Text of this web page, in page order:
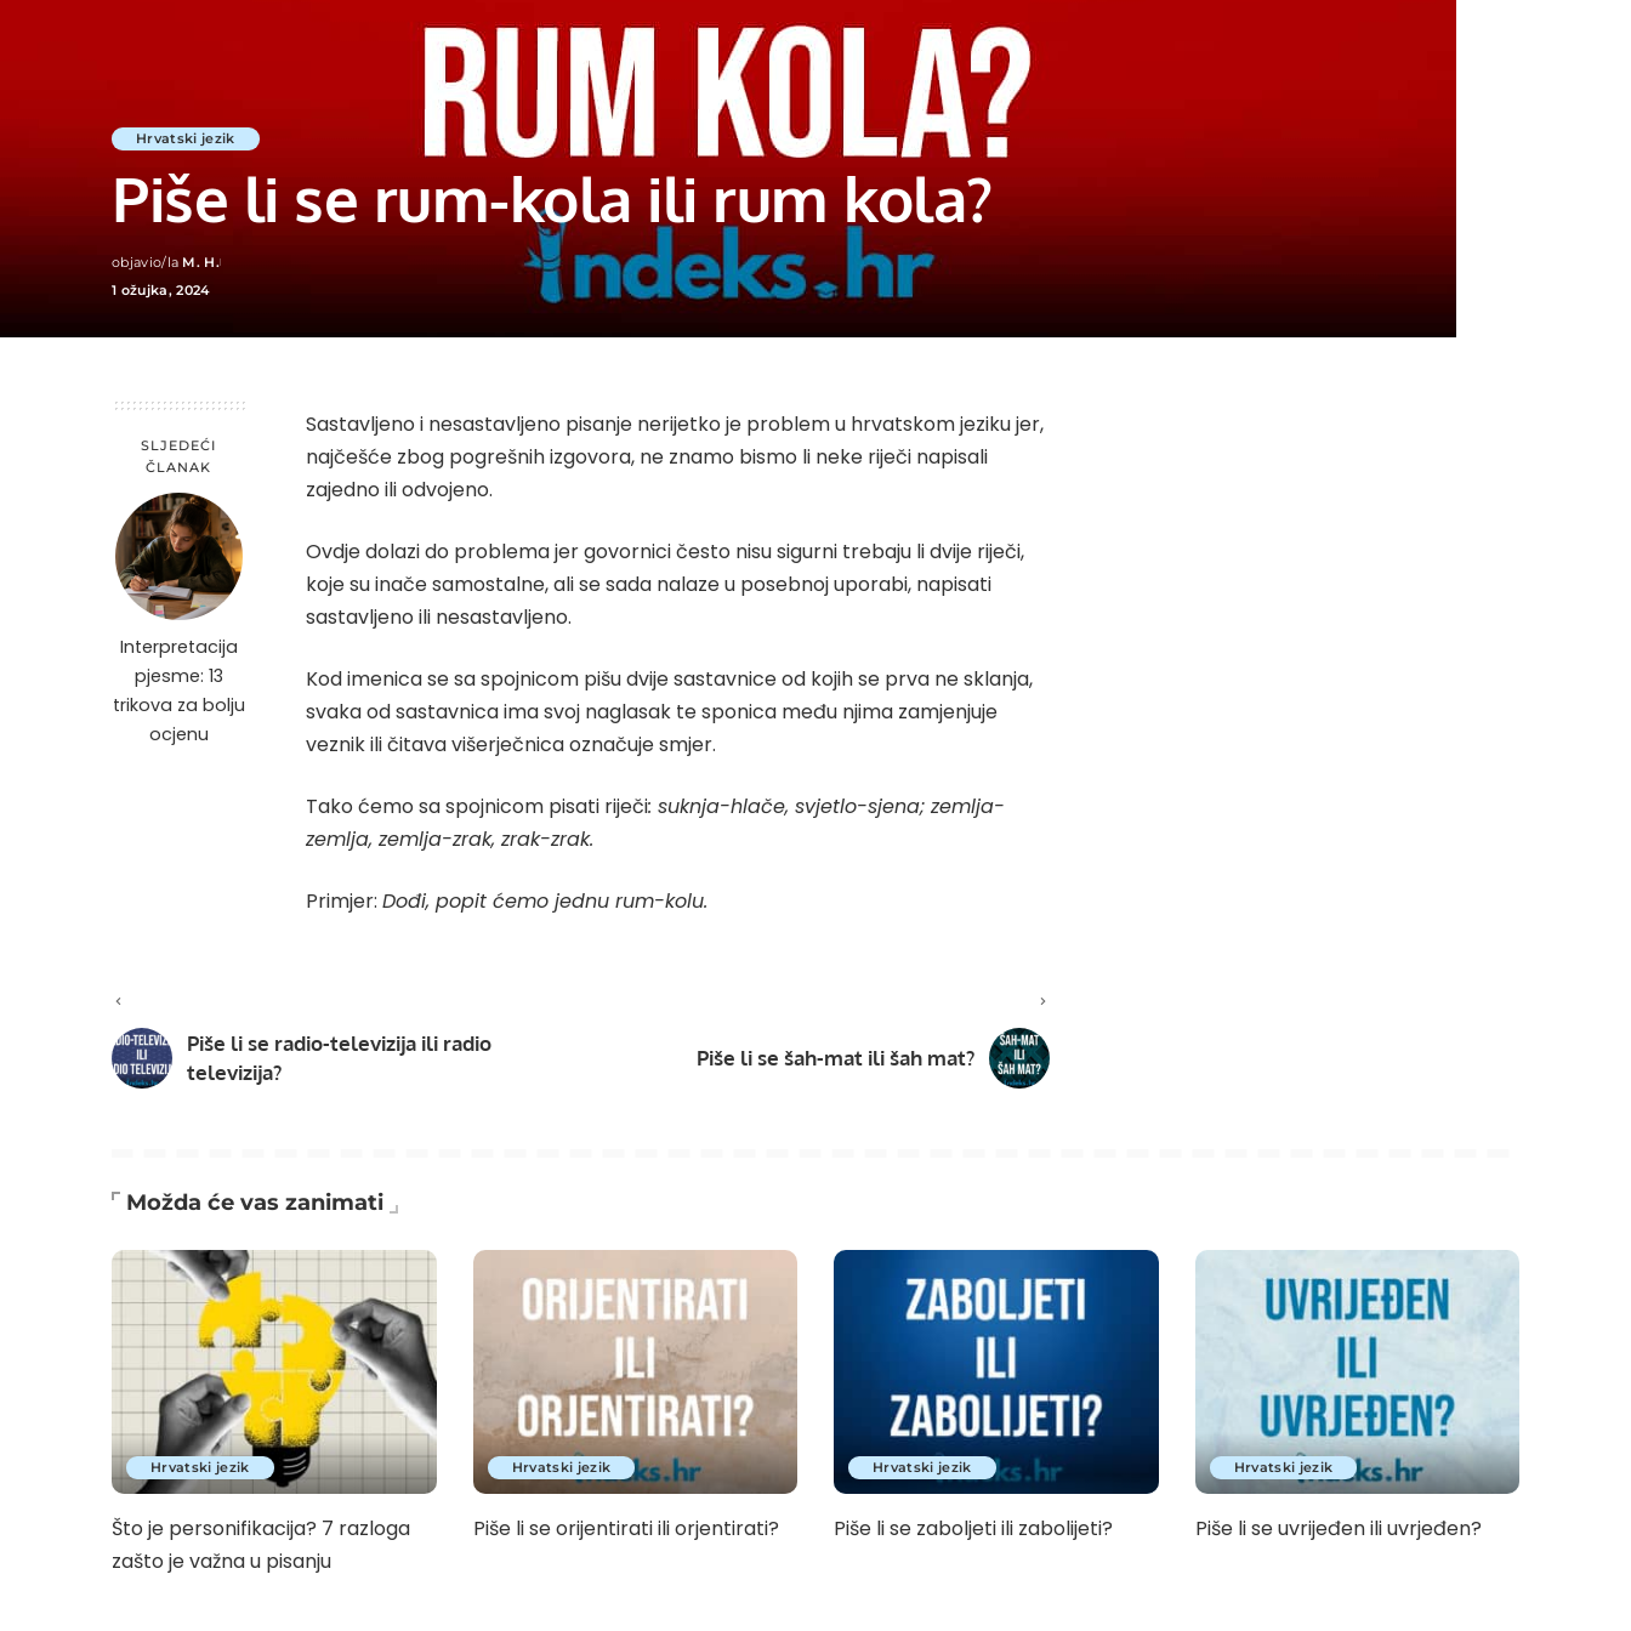
Hrvatski jezik
Piše li se rum-kola ili rum kola?
Posted
by
objavio/la M. H.
1 ožujka, 2024
SLJEDEĆI
ČLANAK
Interpretacija
pjesme: 13
trikova za bolju
ocjenu
Sastavljeno i nesastavljeno pisanje nerijetko je problem u hrvatskom jeziku jer,
najčešće zbog pogrešnih izgovora, ne znamo bismo li neke riječi napisali
zajedno ili odvojeno.
Ovdje dolazi do problema jer govornici često nisu sigurni trebaju li dvije riječi,
koje su inače samostalne, ali se sada nalaze u posebnoj uporabi, napisati
sastavljeno ili nesastavljeno.
Kod imenica se sa spojnicom pišu dvije sastavnice od kojih se prva ne sklanja,
svaka od sastavnica ima svoj naglasak te sponica među njima zamjenjuje
veznik ili čitava višerječnica označuje smjer.
Tako ćemo sa spojnicom pisati riječi: suknja-hlače, svjetlo-sjena; zemlja-
zemlja, zemlja-zrak, zrak-zrak.
Primjer: Dođi, popit ćemo jednu rum-kolu.
Piše li se radio-televizija ili radio
televizija?
Piše li se šah-mat ili šah mat?
Možda će vas zanimati
Hrvatski jezik
Što je personifikacija? 7 razloga
zašto je važna u pisanju
Hrvatski jezik
Piše li se orijentirati ili orjentirati?
Hrvatski jezik
Piše li se zaboljeti ili zabolijeti?
Hrvatski jezik
Piše li se uvrijeđen ili uvrjeđen?